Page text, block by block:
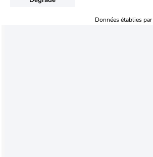
Données établies par